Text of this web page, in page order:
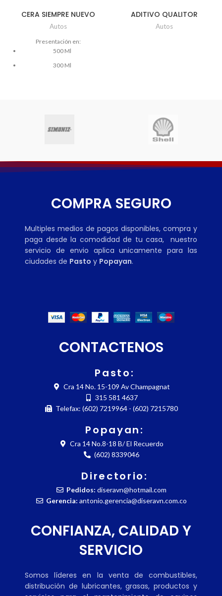
CERA SIEMPRE NUEVO
Autos
Presentación en:
500 Ml
300 Ml
ADITIVO QUALITOR
ACEITE Ud x 354ml
Autos
COMPRA SEGURO
Multiples medios de pagos disponibles, compra y
paga desde la comodidad de tu casa, nuestro
servicio de envio aplica unicamente para las
ciudades de Pasto y Popayan.
CONTACTENOS
Pasto:
Cra 14 No. 15-109 Av Champagnat
315 581 4637
Telefax: (602) 7219964 - (602) 7215780
Popayan:
Cra 14 No.8-18 B/ El Recuerdo
(602) 8339046
Directorio:
Pedidos: diseravn@hotmail.com
Gerencia: antonio.gerencia@diseravn.com.co
CONFIANZA, CALIDAD Y
SERVICIO
Somos líderes en la venta de combustibles,
distribución de lubricantes, grasas, productos y